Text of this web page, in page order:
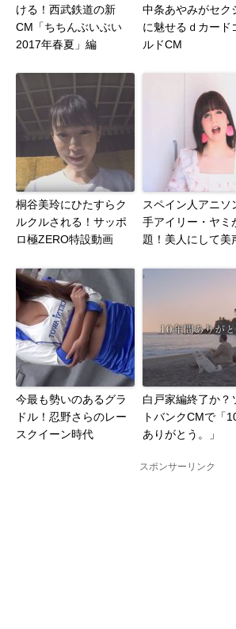
ける！西武鉄道の新
CM「ちちんぶいぶい
2017年春夏」編
中条あやみがセク
に魅せるｄカード
ルドCM
桐谷美玲にひたすらク
ルクルされる！サッポ
ロ極ZERO特設動画
スペイン人アニソ
手アイリー・ヤミ
題！美人にして美
今最も勢いのあるグラ
ドル！忍野さらのレー
スクイーン時代
白戸家編終了か？
トバンクCMで「
ありがとう。」
スポンサーリンク